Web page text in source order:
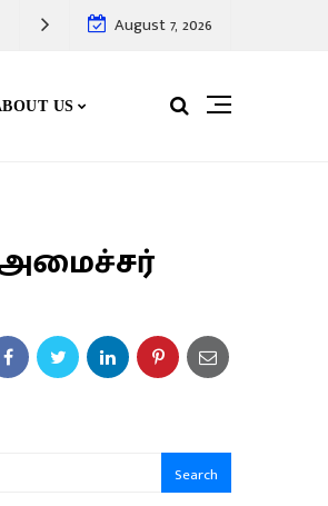
August 7, 2026
US
அமைச்சர்
Search